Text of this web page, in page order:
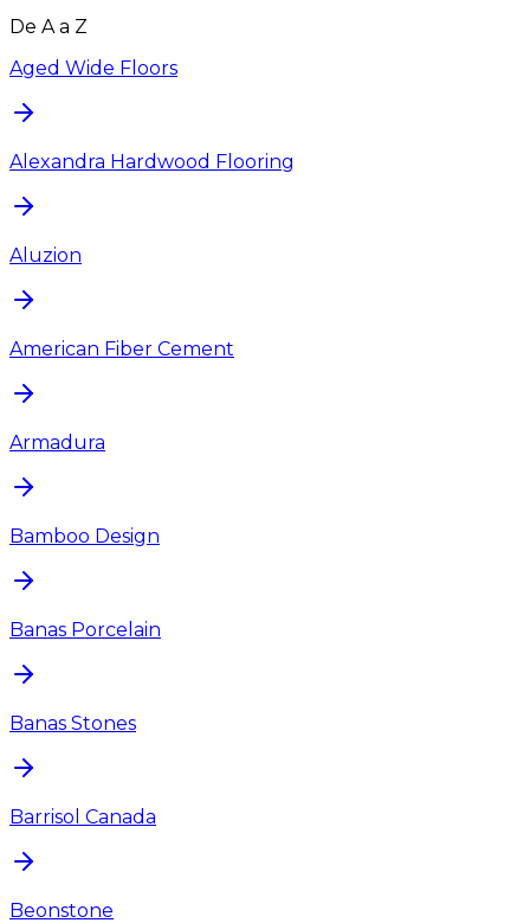
De A a Z
Aged Wide Floors
Alexandra Hardwood Flooring
Aluzion
American Fiber Cement
Armadura
Bamboo Design
Banas Porcelain
Banas Stones
Barrisol Canada
Beonstone